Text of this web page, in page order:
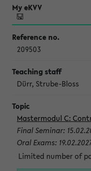
209503
Dürr, Strube-Bloss
Mastermodul C:
Final Seminar:
Oral Exams:
Limited number of